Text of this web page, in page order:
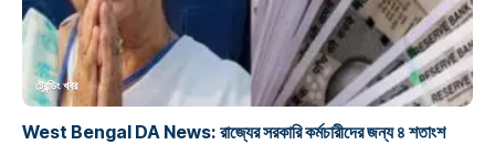
ট্রেন্ডিং খবর
West Bengal DA News: রাজ্যের সরকারি কর্মচারীদের জন্য ৪ শতাংশ